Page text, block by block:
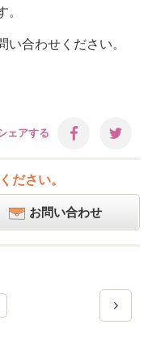
。
い合わせください。
ェアする
ださい。
お問い合わせ